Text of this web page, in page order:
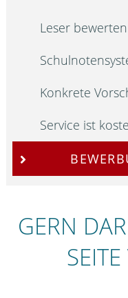
Leser
Konkrete
Service ist
GERN